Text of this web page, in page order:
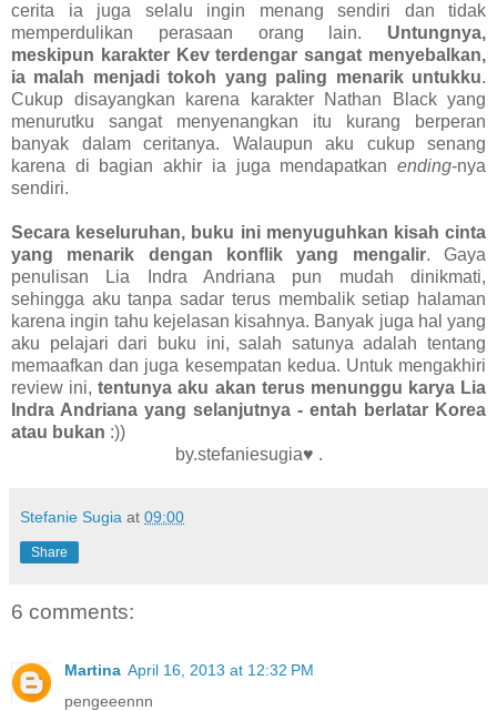
cerita ia juga selalu ingin menang sendiri dan tidak
memperdulikan perasaan orang lain. Untungnya,
meskipun karakter Kev terdengar sangat menyebalkan,
ia malah menjadi tokoh yang paling menarik untukku.
Cukup disayangkan karena karakter Nathan Black yang
menurutku sangat menyenangkan itu kurang berperan
banyak dalam ceritanya. Walaupun aku cukup senang
karena di bagian akhir ia juga mendapatkan ending-nya
sendiri.
Secara keseluruhan, buku ini menyuguhkan kisah cinta
yang menarik dengan konflik yang mengalir. Gaya
penulisan Lia Indra Andriana pun mudah dinikmati,
sehingga aku tanpa sadar terus membalik setiap halaman
karena ingin tahu kejelasan kisahnya. Banyak juga hal yang
aku pelajari dari buku ini, salah satunya adalah tentang
memaafkan dan juga kesempatan kedua. Untuk mengakhiri
review ini,tentunya aku akan terus menunggu karya Lia
Indra Andriana yang selanjutnya - entah berlatar Korea
atau bukan :))
by.stefaniesugia♥ .
Stefanie Sugia at 09:00
Share
6 comments:
Martina April 16, 2013 at 12:32 PM
pengeeennn